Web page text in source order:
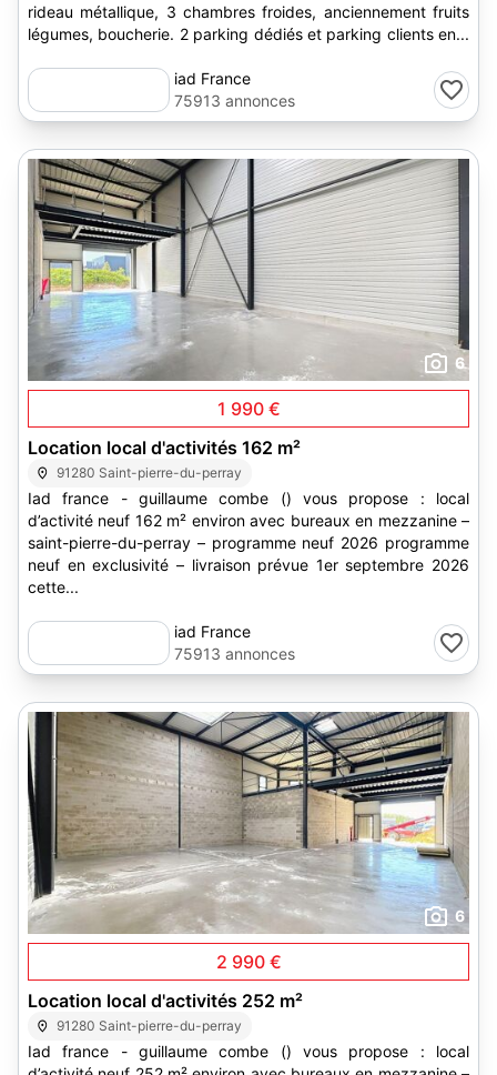
rideau métallique, 3 chambres froides, anciennement fruits
légumes, boucherie. 2 parking dédiés et parking clients en...
iad France
75913 annonces
6
1 990 €
Location local d'activités 162 m²
91280 Saint-pierre-du-perray
Iad france - guillaume combe () vous propose : local
d’activité neuf 162 m² environ avec bureaux en mezzanine –
saint-pierre-du-perray – programme neuf 2026 programme
neuf en exclusivité – livraison prévue 1er septembre 2026
cette...
iad France
75913 annonces
6
2 990 €
Location local d'activités 252 m²
91280 Saint-pierre-du-perray
Iad france - guillaume combe () vous propose : local